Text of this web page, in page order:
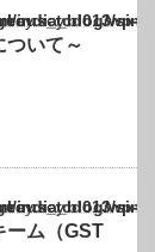
wp-content/themes/
ついて～
wp-content/themes/
ーム（GST